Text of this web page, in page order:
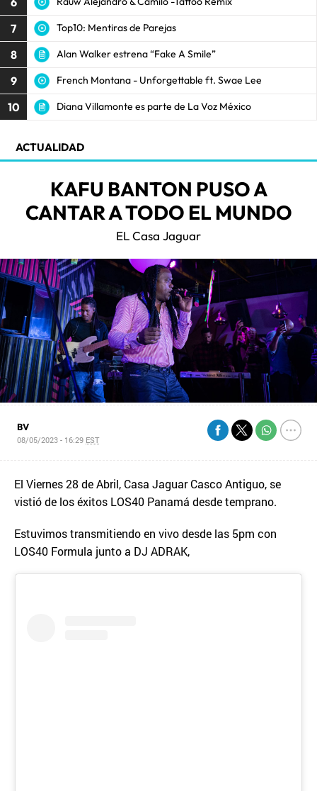
7 Top10: Mentiras de Parejas
8 Alan Walker estrena “Fake A Smile”
9 French Montana - Unforgettable ft. Swae Lee
10 Diana Villamonte es parte de La Voz México
ACTUALIDAD
KAFU BANTON PUSO A
CANTAR A TODO EL MUNDO
EL Casa Jaguar
BV
08/05/2023 - 16:29 EST
El Viernes 28 de Abril, Casa Jaguar Casco Antiguo, se
vistió de los éxitos LOS40 Panamá desde temprano.
Estuvimos transmitiendo en vivo desde las 5pm con
LOS40 Formula junto a DJ ADRAK,